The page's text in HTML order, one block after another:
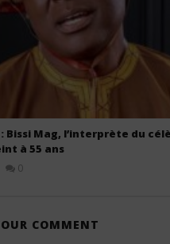
Bissi Mag, l’interprète du
à 55 ans
0
COMMENT